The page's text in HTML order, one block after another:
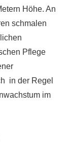
Höhe. An
schmalen
Pflege
in der Regel
im